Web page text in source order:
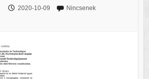
2020-10-09
Nincsenek